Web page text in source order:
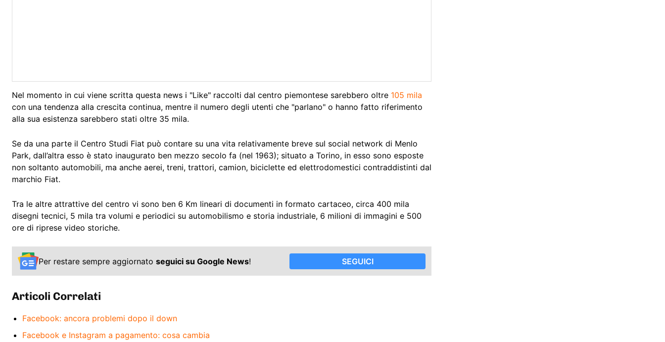
Nel momento in cui viene scritta questa news i "Like" raccolti dal centro piemontese sarebbero oltre 105 mila
con una tendenza alla crescita continua, mentre il numero degli utenti che "parlano" o hanno fatto riferimento
alla sua esistenza sarebbero stati oltre 35 mila.
Se da una parte il Centro Studi Fiat può contare su una vita relativamente breve sul social network di Menlo
Park, dall’altra esso è stato inaugurato ben mezzo secolo fa (nel 1963); situato a Torino, in esso sono esposte
non soltanto automobili, ma anche aerei, treni, trattori, camion, biciclette ed elettrodomestici contraddistinti dal
marchio Fiat.
Tra le altre attrattive del centro vi sono ben 6 Km lineari di documenti in formato cartaceo, circa 400 mila
disegni tecnici, 5 mila tra volumi e periodici su automobilismo e storia industriale, 6 milioni di immagini e 500
ore di riprese video storiche.
Per restare sempre aggiornato seguici su Google News! SEGUICI
Articoli Correlati
Facebook: ancora problemi dopo il down
Facebook e Instagram a pagamento: cosa cambia